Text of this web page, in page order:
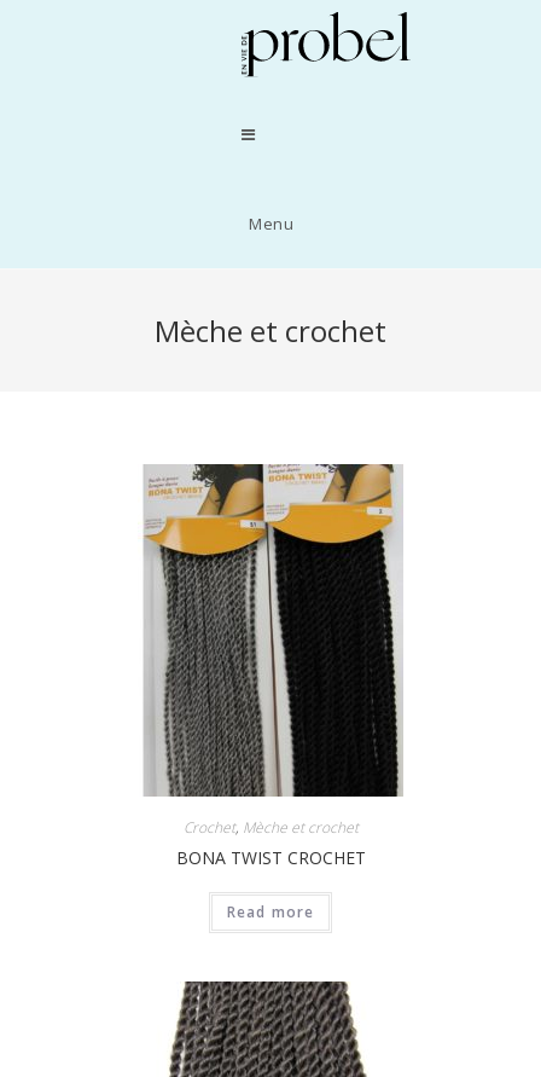
Menu
Mèche et crochet
Crochet, Mèche et crochet
BONA TWIST CROCHET
Read more